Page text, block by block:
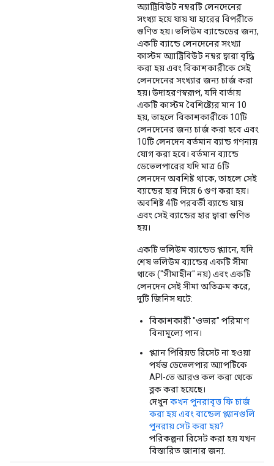
অ্যাট্রিবিউট নম্বরটি লেনদেনের
সংখ্যা হয়ে যায় যা হারের বিপরীতে
গুণিত হয়। ভলিউম ব্যান্ডেডের জন্য,
একটি ব্যান্ডে লেনদেনের সংখ্যা
কাস্টম অ্যাট্রিবিউট নম্বর দ্বারা বৃদ্ধি
করা হয় এবং বিকাশকারীকে সেই
লেনদেনের সংখ্যার জন্য চার্জ করা
হয়। উদাহরণস্বরূপ, যদি বার্তায়
একটি কাস্টম বৈশিষ্ট্যের মান 10
হয়, তাহলে বিকাশকারীকে 10টি
লেনদেনের জন্য চার্জ করা হবে এবং
10টি লেনদেন বর্তমান ব্যান্ড গণনায়
যোগ করা হবে। বর্তমান ব্যান্ডে
ডেভেলপারের যদি মাত্র 6টি
লেনদেন অবশিষ্ট থাকে, তাহলে সেই
ব্যান্ডের হার দিয়ে 6 গুণ করা হয়।
অবশিষ্ট 4টি পরবর্তী ব্যান্ডে যায়
এবং সেই ব্যান্ডের হার দ্বারা গুণিত
হয়।
একটি ভলিউম ব্যান্ডেড প্ল্যানে, যদি
শেষ ভলিউম ব্যান্ডের একটি সীমা
থাকে ("সীমাহীন" নয়) এবং একটি
লেনদেন সেই সীমা অতিক্রম করে,
দুটি জিনিস ঘটে:
বিকাশকারী "ওভার" পরিমাণ
বিনামূল্যে পান।
প্ল্যান পিরিয়ড রিসেট না হওয়া
পর্যন্ত ডেভেলপার অ্যাপটিকে
API-তে আরও কল করা থেকে
ব্লক করা হয়েছে।
দেখুনকখন পুনরাবৃত্ত ফি চার্জ
করা হয় এবং বান্ডেল প্ল্যানগুলি
পুনরায় সেট করা হয়?
পরিকল্পনা রিসেট করা হয় যখন
বিস্তারিত জানার জন্য.